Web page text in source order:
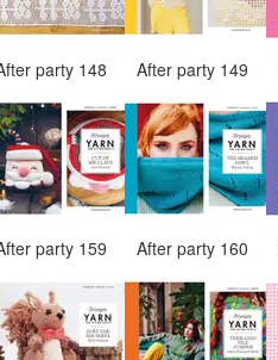
party 148 After party 149
party 159 After party 160